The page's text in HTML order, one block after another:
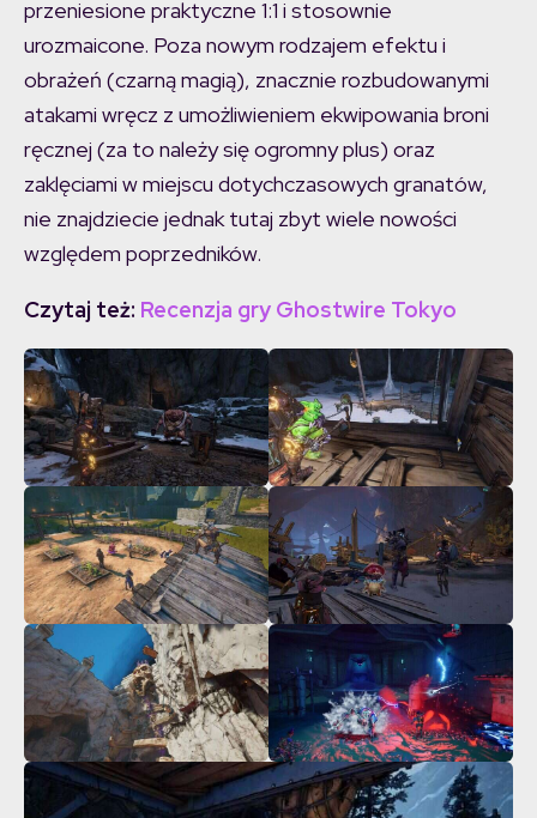
przeniesione praktyczne 1:1 i stosownie
urozmaicone. Poza nowym rodzajem efektu i
obrażeń (czarną magią), znacznie rozbudowanymi
atakami wręcz z umożliwieniem ekwipowania broni
ręcznej (za to należy się ogromny plus) oraz
zaklęciami w miejscu dotychczasowych granatów,
nie znajdziecie jednak tutaj zbyt wiele nowości
względem poprzedników.
Czytaj też: Recenzja gry Ghostwire Tokyo